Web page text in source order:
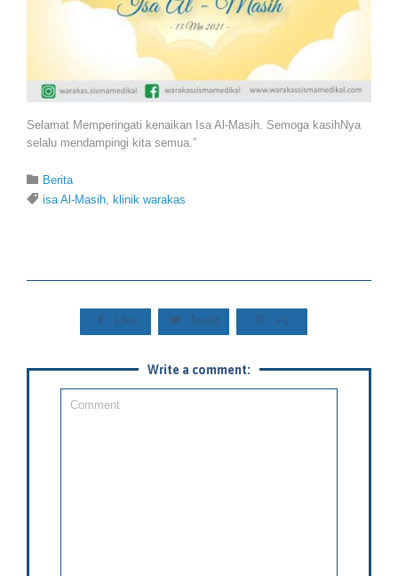
Selamat Memperingati kenaikan Isa Al-Masih. Semoga kasihNya
selalu mendampingi kita semua.”
 Category
Berita
 Tags
isa Al-Masih klinik warakas
 Like  Tweet  +1
Write a comment: